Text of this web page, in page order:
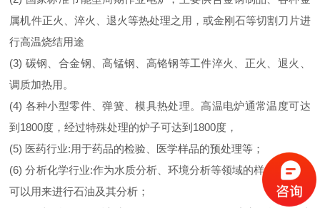
属机件正火、淬火、退火等热处理之用，或金刚石等切割刀片进
行高温烧结用途
(3) 碳钢、合金钢、高锰钢、高铬钢等工件淬火、正火、退火、
调质加热用。
(4) 各种小型零件、弹簧、模具热处理。高温电炉通常温度可达
到1800度，经过特殊处理的炉子可达到1800度，
(5) 医药行业:用于药品的检验、医学样品的预处理等；
(6) 分析化学行业:作为水质分析、环境分析等领域的样品处理.也
可以用来进行石油及其分析；